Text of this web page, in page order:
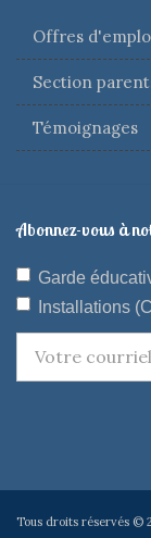
Offres
Section
Témoignages
Abonnez-vous à
Garde
Installations
Tous droits réservés ©